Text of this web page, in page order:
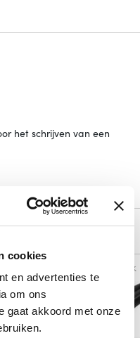
cookies
en advertenties te
om ons
gaat akkoord met onze
het schrijven van een
Vergelijk